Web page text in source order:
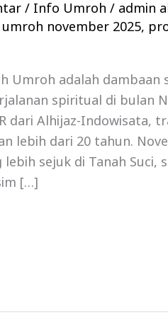
/ Info Umroh / admin
november 2025,
Umroh adalah dambaan
spiritual di bulan
dari Alhijaz-
lebih dari 20 tahun.
lebih sejuk di Tanah
[…]